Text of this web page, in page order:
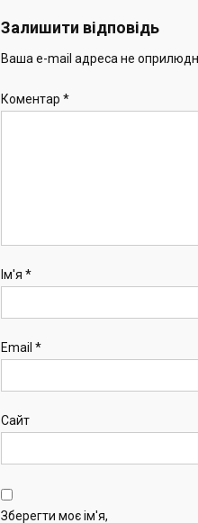
Залишити відповідь
Ваша e-mail адреса не
Коментар *
Ім'я *
Email *
Сайт
Зберегти моє ім'я,